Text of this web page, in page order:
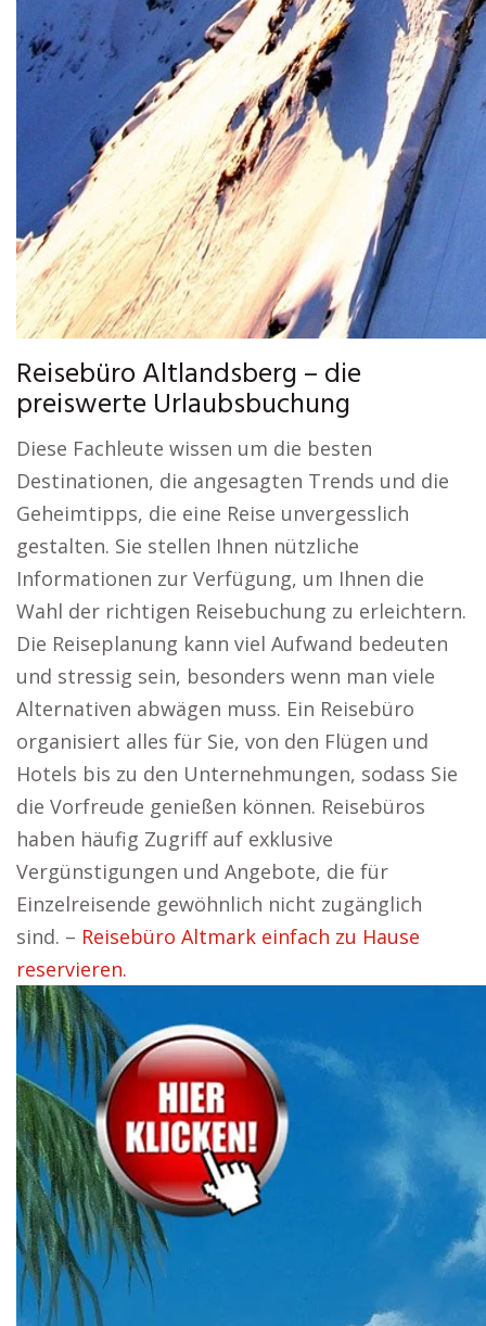
Reisebüro Altlandsberg – die
preiswerte Urlaubsbuchung
Diese Fachleute wissen um die besten
Destinationen, die angesagten Trends und die
Geheimtipps, die eine Reise unvergesslich
gestalten. Sie stellen Ihnen nützliche
Informationen zur Verfügung, um Ihnen die
Wahl der richtigen Reisebuchung zu erleichtern.
Die Reiseplanung kann viel Aufwand bedeuten
und stressig sein, besonders wenn man viele
Alternativen abwägen muss. Ein Reisebüro
organisiert alles für Sie, von den Flügen und
Hotels bis zu den Unternehmungen, sodass Sie
die Vorfreude genießen können. Reisebüros
haben häufig Zugriff auf exklusive
Vergünstigungen und Angebote, die für
Einzelreisende gewöhnlich nicht zugänglich
sind. – Reisebüro Altmark einfach zu Hause
reservieren.